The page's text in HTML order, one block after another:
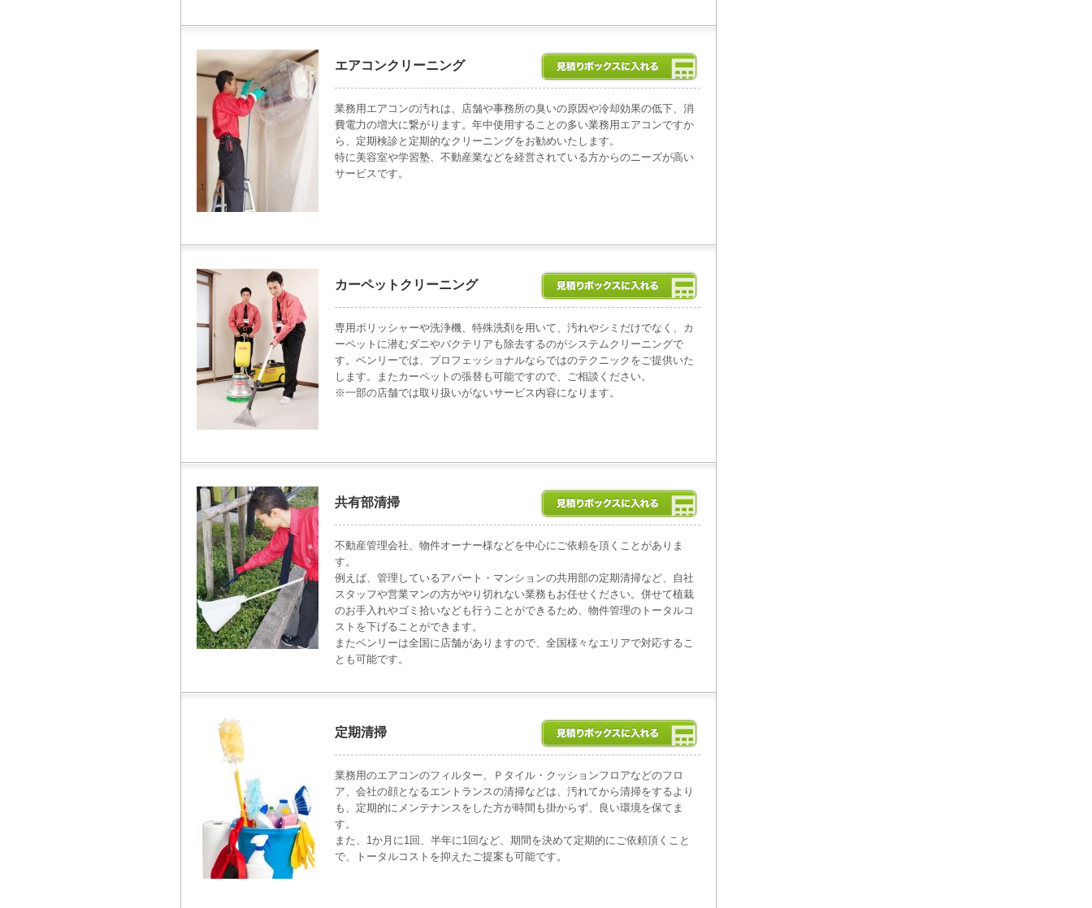
エアコンクリーニング
業務用エアコンの汚れは、店舗や事務所の臭いの原因や冷却効果の低下、消
費電力の増大に繋がります。年中使用することの多い業務用エアコンですか
ら、定期検診と定期的なクリーニングをお勧めいたします。
特に美容室や学習塾、不動産業などを経営されている方からのニーズが高い
サービスです。
カーペットクリーニング
専用ポリッシャーや洗浄機、特殊洗剤を用いて、汚れやシミだけでなく、カ
ーペットに潜むダニやバクテリアも除去するのがシステムクリーニングで
す。ベンリーでは、プロフェッショナルならではのテクニックをご提供いた
します。またカーペットの張替も可能ですので、ご相談ください。
※一部の店舗では取り扱いがないサービス内容になります。
共有部清掃
不動産管理会社、物件オーナー様などを中心にご依頼を頂くことがありま
す。
例えば、管理しているアパート・マンションの共用部の定期清掃など、自社
スタッフや営業マンの方がやり切れない業務もお任せください。併せて植栽
のお手入れやゴミ拾いなども行うことができるため、物件管理のトータルコ
ストを下げることができます。
またベンリーは全国に店舗がありますので、全国様々なエリアで対応するこ
とも可能です。
定期清掃
業務用のエアコンのフィルター、Ｐタイル・クッションフロアなどのフロ
ア、会社の顔となるエントランスの清掃などは、汚れてから清掃をするより
も、定期的にメンテナンスをした方が時間も掛からず、良い環境を保てま
す。
また、1か月に1回、半年に1回など、期間を決めて定期的にご依頼頂くこと
で、トータルコストを抑えたご提案も可能です。